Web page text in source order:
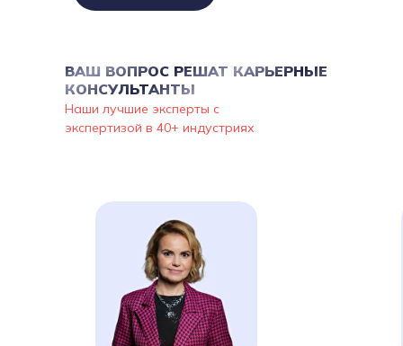
ВАШ ВОПРОС РЕШАТ КАРЬЕРНЫЕ
КОНСУЛЬТАНТЫ
Наши лучшие эксперты с
экспертизой в 40+ индустриях